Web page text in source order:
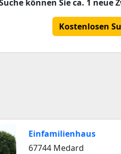
können Sie ca. 1
Kostenlosen
Einfamilienhaus
67744 Medard